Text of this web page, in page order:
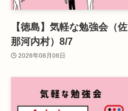
【徳島】気軽な勉強会（佐
那河内村）8/7
2026年08月06日